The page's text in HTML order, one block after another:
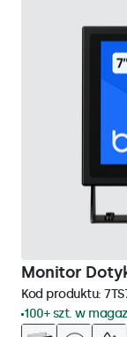
Monitor
Kod produktu:
100+ szt. w